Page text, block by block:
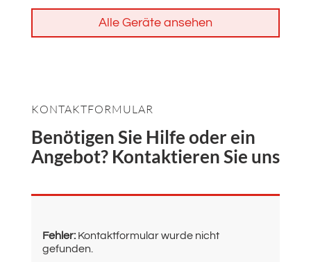
Alle Geräte ansehen
KONTAKTFORMULAR
Benötigen Sie Hilfe oder ein
Angebot? Kontaktieren Sie uns
Fehler:Kontaktformular wurde nicht
gefunden.